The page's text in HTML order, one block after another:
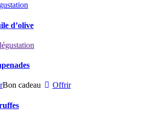
d’olive
Bon cadeau Offrir